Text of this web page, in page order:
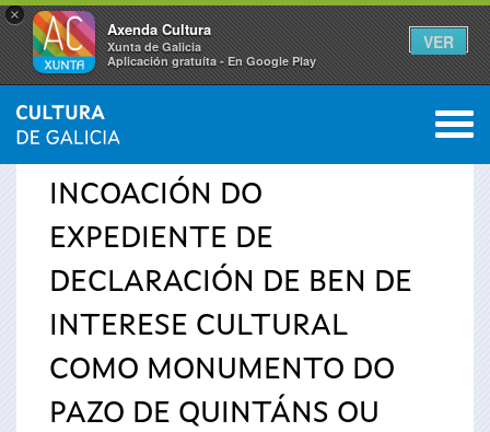
×
Axenda Cultura
Xunta de Galicia
Aplicación gratuíta - En Google Play
VER
Vostede
aquí
INICIO › SERVIZOS 0
INCOACIÓN DO
EXPEDIENTE DE
DECLARACIÓN DE BEN DE
INTERESE CULTURAL
COMO MONUMENTO DO
PAZO DE QUINTÁNS OU